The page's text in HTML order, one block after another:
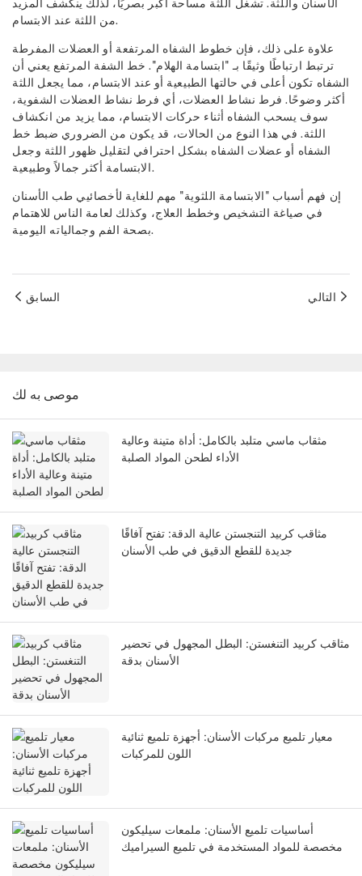
الأسنان واللثة. تشغل اللثة مساحة أكبر بصريًا، لذلك ينكشف المزيد
من اللثة عند الابتسام.
علاوة على ذلك، فإن خطوط الشفاه المرتفعة أو العضلات المفرطة
ترتبط ارتباطًا وثيقًا بـ "ابتسامة الهلام". خط الشفة المرتفع يعني أن
الشفاه تكون أعلى في حالتها الطبيعية أو عند الابتسام، مما يجعل اللثة
أكثر وضوحًا. فرط نشاط العضلات، أي فرط نشاط العضلات الشفوية،
سوف يسحب الشفاه أثناء حركات الابتسام، مما يزيد من انكشاف
اللثة. في هذا النوع من الحالات، قد يكون من الضروري ضبط خط
الشفاه أو عضلات الشفاه بشكل احترافي لتقليل ظهور اللثة وجعل
الابتسامة أكثر جمالاً وطبيعية.
إن فهم أسباب "الابتسامة اللثوية" مهم للغاية لأخصائيي طب الأسنان
في صياغة التشخيص وخطط العلاج، وكذلك لعامة الناس للاهتمام
بصحة الفم وجمالياته اليومية.
السابق التالي
موصى به لك
مثقاب ماسي متلبد بالكامل: أداة متينة وعالية
الأداء لطحن المواد الصلبة
مثاقب كربيد التنجستن عالية الدقة: تفتح آفاقًا
جديدة للقطع الدقيق في طب الأسنان
مثاقب كربيد التنغستن: البطل المجهول في تحضير
الأسنان بدقة
معيار تلميع مركبات الأسنان: أجهزة تلميع ثنائية
اللون للمركبات
أساسيات تلميع الأسنان: ملمعات سيليكون
مخصصة للمواد المستخدمة في تلميع السيراميك